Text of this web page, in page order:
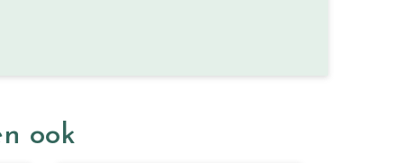
ook